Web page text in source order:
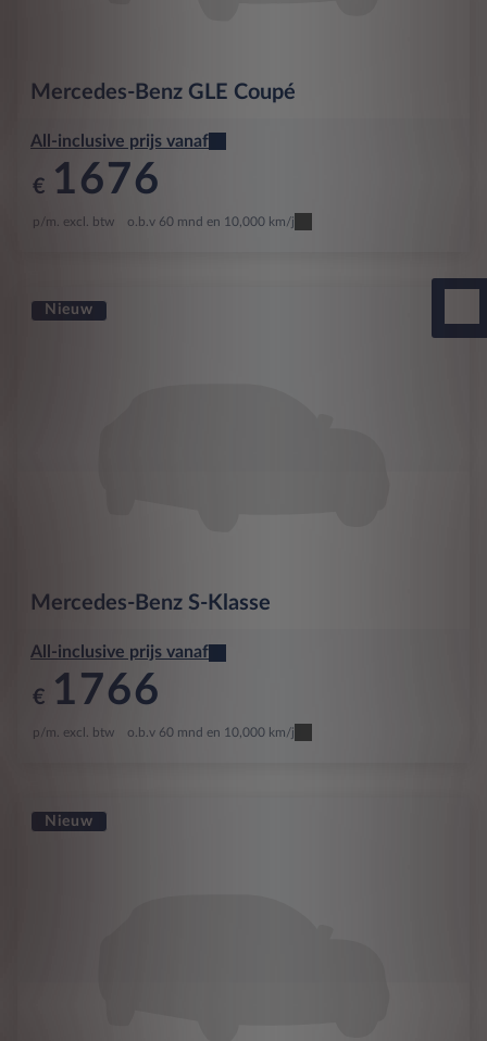
Mercedes-Benz GLE Coupé
All-inclusive prijs vanaf
€ 1676
p/m. excl. btw o.b.v 60 mnd en 10,000 km/j
Nieuw
Mercedes-Benz S-Klasse
All-inclusive prijs vanaf
€ 1766
p/m. excl. btw o.b.v 60 mnd en 10,000 km/j
Nieuw